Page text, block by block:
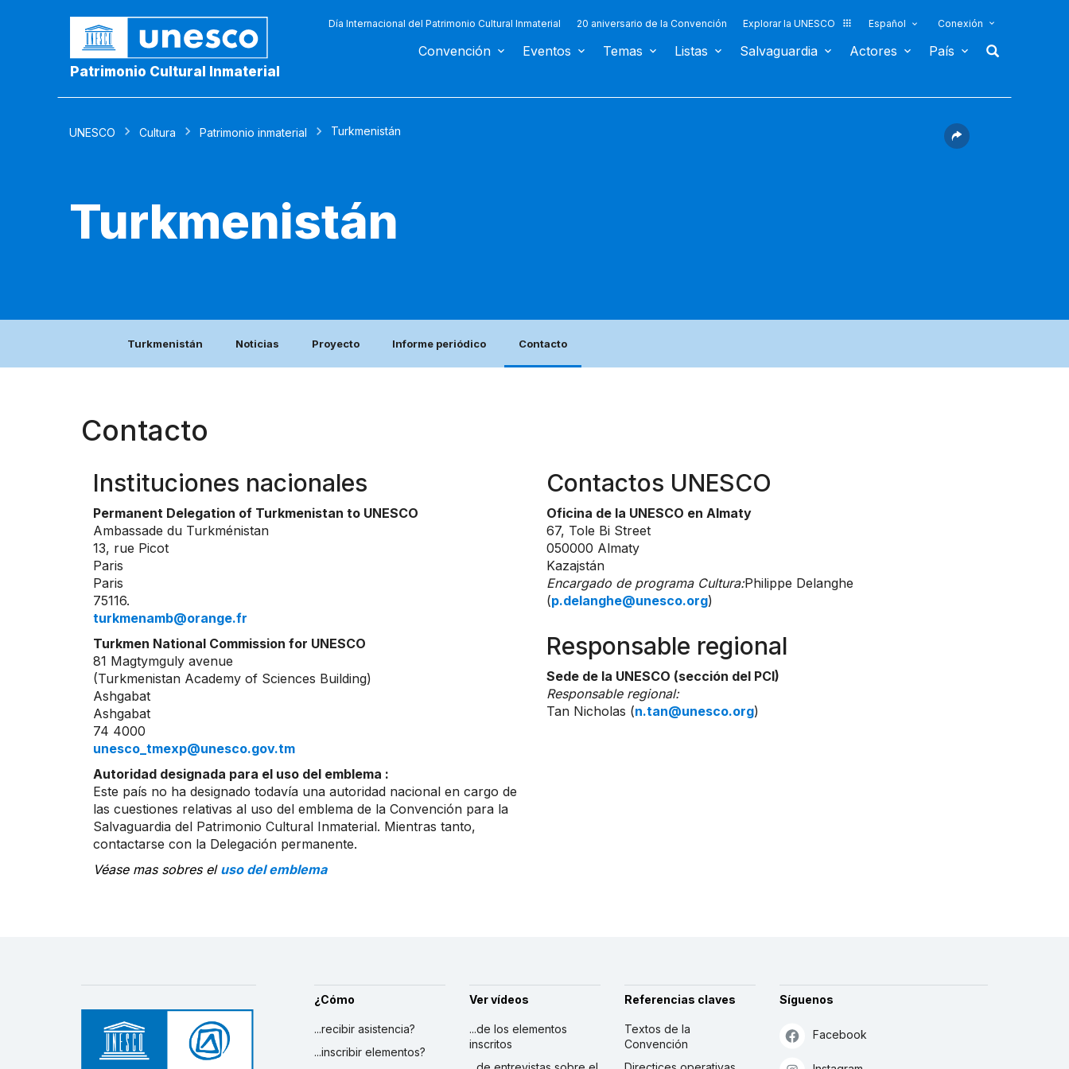
Patrimonio Cultural Inmaterial
Día Internacional del Patrimonio Cultural Inmaterial 20 aniversario de la Convención Explorar la UNESCO Español Conexión
Convención Eventos Temas Listas Salvaguardia Actores País
UNESCO Cultura Patrimonio inmaterial Turkmenistán
Turkmenistán
Turkmenistán Noticias Proyecto Informe periódico Contacto
Contacto
Instituciones nacionales
Permanent Delegation of Turkmenistan to UNESCO
Ambassade du Turkménistan
13, rue Picot
Paris
Paris
75116.
turkmenamb@orange.fr
Turkmen National Commission for UNESCO
81 Magtymguly avenue
(Turkmenistan Academy of Sciences Building)
Ashgabat
Ashgabat
74 4000
unesco_tmexp@unesco.gov.tm
Autoridad designada para el uso del emblema :
Este país no ha designado todavía una autoridad nacional en cargo de
las cuestiones relativas al uso del emblema de la Convención para la
Salvaguardia del Patrimonio Cultural Inmaterial. Mientras tanto,
contactarse con la Delegación permanente.
Véase mas sobres el uso del emblema
Contactos UNESCO
Oficina de la UNESCO en Almaty
67, Tole Bi Street
050000 Almaty
Kazajstán
Encargado de programa Cultura:Philippe Delanghe
(p.delanghe@unesco.org)
Responsable regional
Sede de la UNESCO (sección del PCI)
Responsable regional:
Tan Nicholas (n.tan@unesco.org)
¿Cómo
...recibir asistencia?
...inscribir elementos?
Ver vídeos
...de los elementos
inscritos
Referencias claves
Textos de la
Convención
Síguenos
Facebook